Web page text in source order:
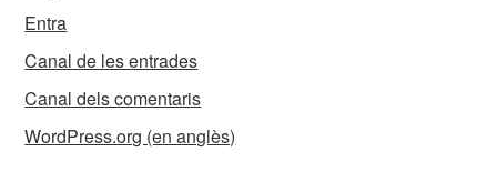
Entra
Canal de les entrades
Canal dels comentaris
WordPress.org (en anglès)